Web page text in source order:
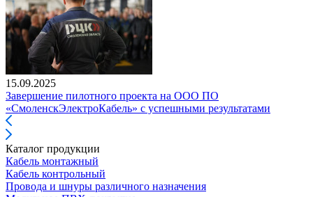
15.09.2025
Завершение пилотного проекта на ООО ПО
«СмоленскЭлектроКабель» с успешными результатами
Каталог продукции
Кабель монтажный
Кабель контрольный
Провода и шнуры различного назначения